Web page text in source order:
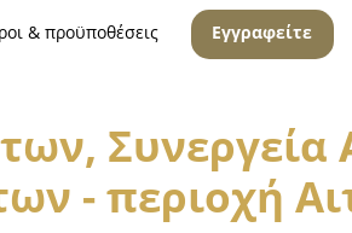
& προϋποθέσεις Εγγραφείτε
- περιοχή